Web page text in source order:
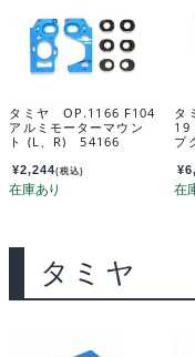
タミヤ OP.1166 F104
アルミモーターマウン
ト (L、R) 54166
¥2,244(税込)
タ
19
プ
¥
タミヤ